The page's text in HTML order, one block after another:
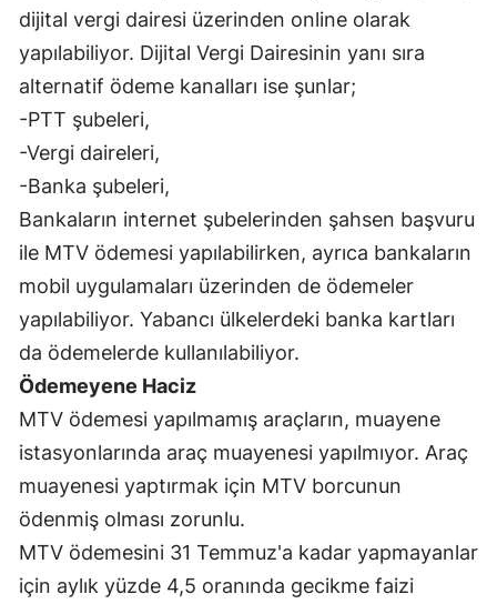
Erzincan
Erzurum
Gümüşhane
Hakkari
Hatay
Mersin
İstanbul
Kars
dijital vergi dairesi üzerinden online olarak
yapılabiliyor. Dijital Vergi Dairesinin yanı sıra
alternatif ödeme kanalları ise şunlar;
-PTT şubeleri,
-Vergi daireleri,
-Banka şubeleri,
Bankaların internet şubelerinden şahsen başvuru
ile MTV ödemesi yapılabilirken, ayrıca bankaların
mobil uygulamaları üzerinden de ödemeler
yapılabiliyor. Yabancı ülkelerdeki banka kartları
da ödemelerde kullanılabiliyor.
Ödemeyene Haciz
MTV ödemesi yapılmamış araçların, muayene
istasyonlarında araç muayenesi yapılmıyor. Araç
muayenesi yaptırmak için MTV borcunun
ödenmiş olması zorunlu.
MTV ödemesini 31 Temmuz'a kadar yapmayanlar
için aylık yüzde 4,5 oranında gecikme faizi